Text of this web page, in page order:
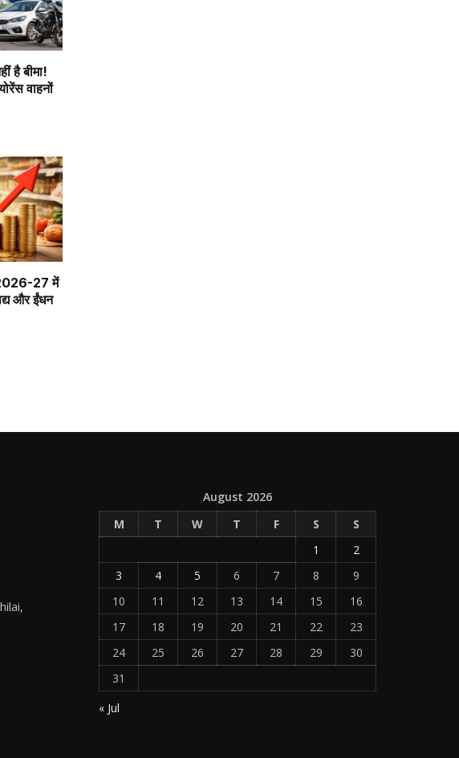
है बीमा!
वाहनों
2026-27 में
और ईंधन
August 2026
M
T W T F S
S
1
2
3
4 5 6 7 8
9
10
11 12 13 14 15
16
17
18 19 20 21 22
23
24
25 26 27 28 29
30
31
« Jul